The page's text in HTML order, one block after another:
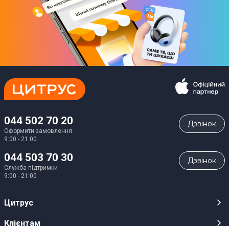
044 502 70 20
Оформити замовлення
9:00 - 21:00
Дзвiнок
044 503 70 30
Служба підтримки
9:00 - 21:00
Дзвiнок
Цитрус
Кар’єра
Клієнтам